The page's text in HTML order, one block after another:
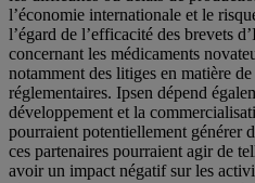
l’économie internationale et le
l’égard de l’efficacité des brevets
concernant les médicaments
notamment des litiges en matière
réglementaires. Ipsen dépend
développement et la
pourraient potentiellement générer
ces partenaires pourraient agir de
avoir un impact négatif sur les